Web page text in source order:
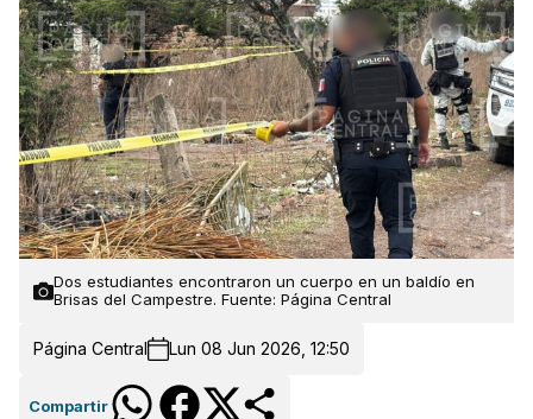
Dos estudiantes encontraron un cuerpo en un baldío en
Brisas del Campestre. Fuente: Página Central
Página Central Lun 08 Jun 2026, 12:50
Compartir